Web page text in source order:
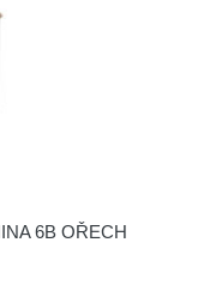
6B OŘECH